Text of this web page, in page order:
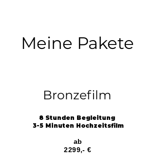
Meine Pakete
Bronzefilm
8 Stunden Begleitung
3-5 Minuten Hochzeitsfilm
ab
2299,- €